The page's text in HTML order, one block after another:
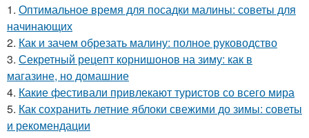
1. Оптимальное время для посадки малины: советы для
начинающих
2. Как и зачем обрезать малину: полное руководство
3. Секретный рецепт корнишонов на зиму: как в
магазине, но домашние
4. Какие фестивали привлекают туристов со всего мира
5. Как сохранить летние яблоки свежими до зимы: советы
и рекомендации